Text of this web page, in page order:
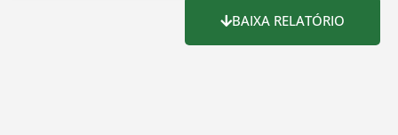
BAIXA RELATÓRIO